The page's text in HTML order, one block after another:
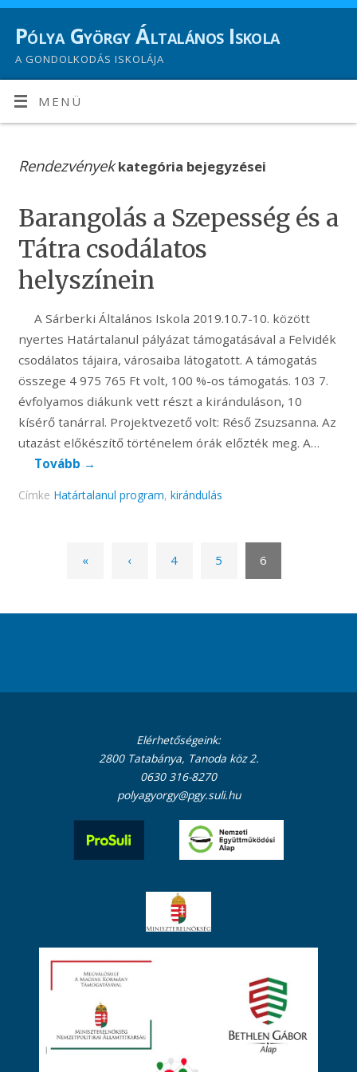
Pólya György Általános Iskola
A GONDOLKODÁS ISKOLÁJA
MENÜ
Rendezvényekkategória bejegyzései
Barangolás a Szepesség és a
Tátra csodálatos
helyszínein
A Sárberki Általános Iskola 2019.10.7-10. között
nyertes Határtalanul pályázat támogatásával a Felvidék
csodálatos tájaira, városaiba látogatott. A támogatás
összege 4 975 765 Ft volt, 100 %-os támogatás. 103 7.
évfolyamos diákunk vett részt a kiránduláson, 10
kísérő tanárral. Projektvezető volt: Réső Zsuzsanna. Az
utazást előkészítő történelem órák előzték meg. A…
Tovább →
Címke Határtalanul program, kirándulás
« ‹ 4 5 6
Elérhetőségeink:
2800 Tatabánya, Tanoda köz 2.
0630 316-8270
polyagyorgy@pgy.suli.hu